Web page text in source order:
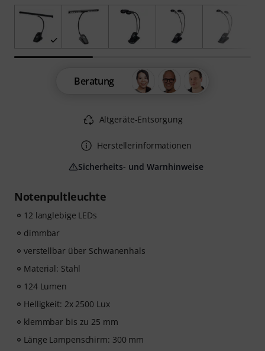
Notenpultleuchte
12 langlebige LEDs
dimmbar
verstellbar über Schwanenhals
Material: Stahl
124 Lumen
Helligkeit: 2x 2500 Lux
klemmbar bis zu 25 mm
Länge Lampenschirm: 300 mm
Beratung
Altgeräte-Entsorgung
Herstellerinformationen
Sicherheits- und Warnhinweise